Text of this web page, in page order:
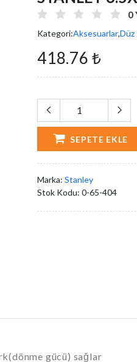
0
Kategori:Aksesuarlar,Düz
418.76 ₺
SEPETE EKLE
Marka: Stanley
Stok Kodu: 0-65-404
gücü) sağlar